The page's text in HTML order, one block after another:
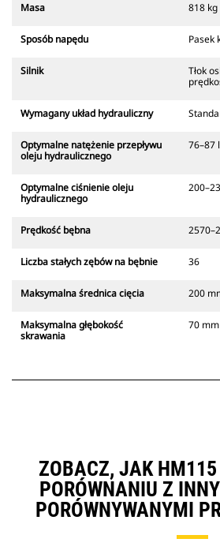
Masa 818 kg
Sposób napędu Pasek
Silnik
Tłok
Wymagany układ hydrauliczny
Optymalne natężenie przepływu
oleju hydraulicznego
76–87
Optymalne ciśnienie oleju
hydraulicznego
Prędkość bębna
Liczba stałych zębów na bębnie 36
Maksymalna średnica cięcia 200
Maksymalna głębokość
skrawania
70 mm
ZOBACZ, JAK HM115
PORÓWNANIU Z
PORÓWNYWANYMI